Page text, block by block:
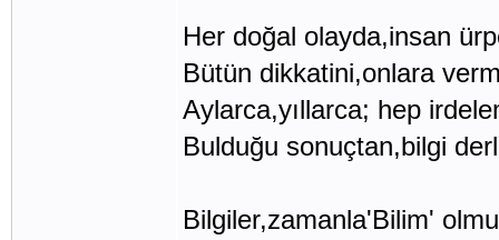
Her doğal olayda,insan
Bütün dikkatini,onlara
Aylarca,yıllarca; hep
Bulduğu sonuçtan,bilgi
Bilgiler,zamanla'Bilim'